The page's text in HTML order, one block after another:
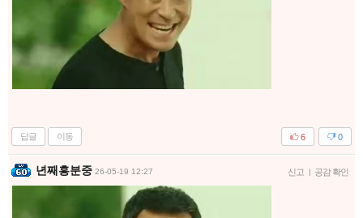
답글 이동 0
6
년째흥분중 26-05-19 12:27 신고 | 공감 확인